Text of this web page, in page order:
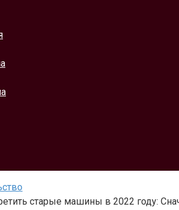
старые машины в 2022 году: